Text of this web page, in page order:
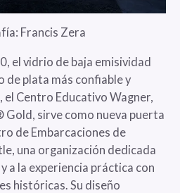
Francis Zera
el vidrio de baja emisividad
plata más confiable y
Centro Educativo Wagner,
Gold, sirve como nueva puerta
de Embarcaciones de
una organización dedicada
a la experiencia práctica con
históricas. Su diseño